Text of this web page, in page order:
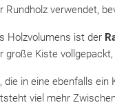
verwendet,
Holzvolumens ist der
Kiste
in eine ebenfalls ein
viel mehr